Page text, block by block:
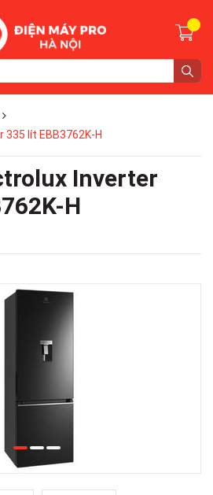
lít EBB3762K-H
Inverter
H